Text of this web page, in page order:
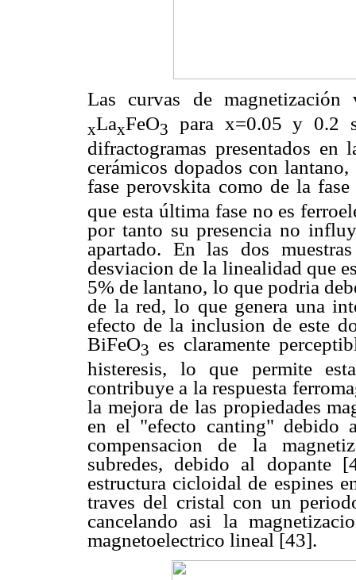
Las curvas de
xLaxFeO3
para x=0.05 y 0.2
difractogramas presentados en
cerámicos dopados con
fase perovskita como de la
que esta última fase no es
por tanto su presencia no
apartado. En las dos
desviacion de la linealidad que
5% de lantano, lo que podria
de la red, lo que genera una
efecto de la inclusion de este
BiFeO3 es claramente
histeresis, lo que permite
contribuye a la respuesta
la mejora de las propiedades
en el "efecto canting" debido
compensacion de la
subredes, debido al dopante
estructura cicloidal de espines
traves del cristal con un
cancelando asi la
magnetoelectrico lineal [43].